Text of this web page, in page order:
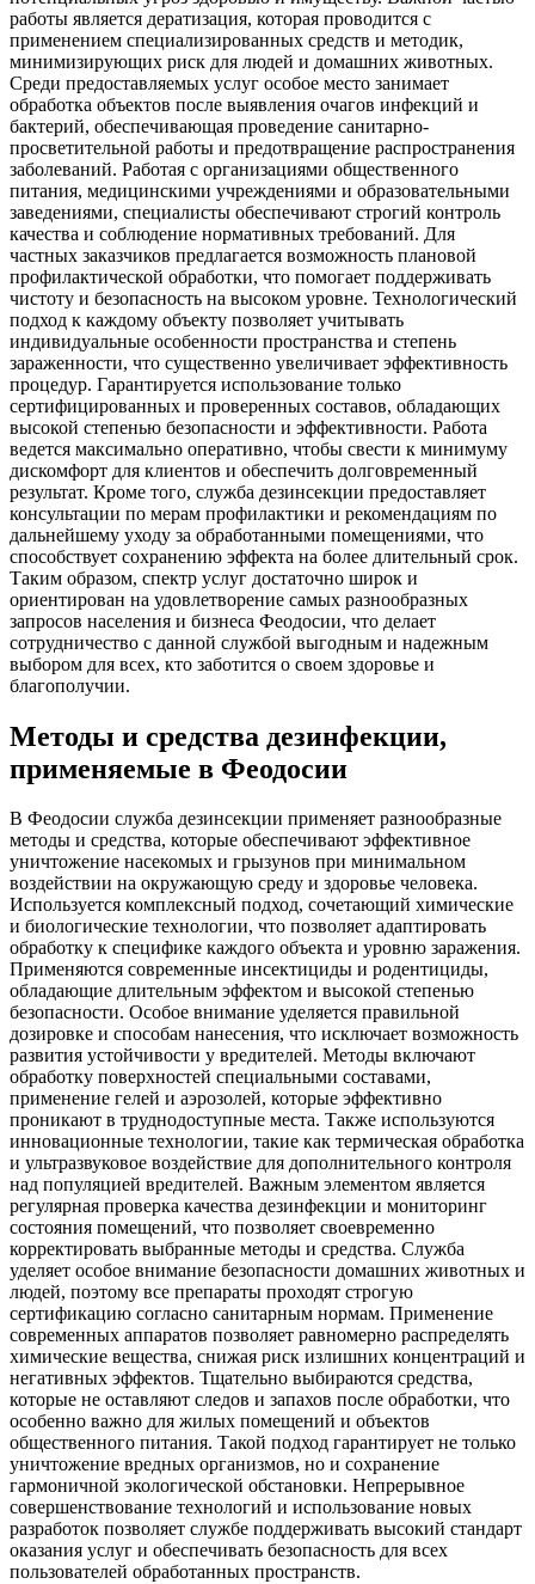
работы является дератизация, которая проводится с
применением специализированных средств и методик,
минимизирующих риск для людей и домашних животных.
Среди предоставляемых услуг особое место занимает
обработка объектов после выявления очагов инфекций и
бактерий, обеспечивающая проведение санитарно-
просветительной работы и предотвращение распространения
заболеваний. Работая с организациями общественного
питания, медицинскими учреждениями и образовательными
заведениями, специалисты обеспечивают строгий контроль
качества и соблюдение нормативных требований. Для
частных заказчиков предлагается возможность плановой
профилактической обработки, что помогает поддерживать
чистоту и безопасность на высоком уровне. Технологический
подход к каждому объекту позволяет учитывать
индивидуальные особенности пространства и степень
зараженности, что существенно увеличивает эффективность
процедур. Гарантируется использование только
сертифицированных и проверенных составов, обладающих
высокой степенью безопасности и эффективности. Работа
ведется максимально оперативно, чтобы свести к минимуму
дискомфорт для клиентов и обеспечить долговременный
результат. Кроме того, служба дезинсекции предоставляет
консультации по мерам профилактики и рекомендациям по
дальнейшему уходу за обработанными помещениями, что
способствует сохранению эффекта на более длительный срок.
Таким образом, спектр услуг достаточно широк и
ориентирован на удовлетворение самых разнообразных
запросов населения и бизнеса Феодосии, что делает
сотрудничество с данной службой выгодным и надежным
выбором для всех, кто заботится о своем здоровье и
благополучии.
Методы и средства дезинфекции,
применяемые в Феодосии
В Феодосии служба дезинсекции применяет разнообразные
методы и средства, которые обеспечивают эффективное
уничтожение насекомых и грызунов при минимальном
воздействии на окружающую среду и здоровье человека.
Используется комплексный подход, сочетающий химические
и биологические технологии, что позволяет адаптировать
обработку к специфике каждого объекта и уровню заражения.
Применяются современные инсектициды и родентициды,
обладающие длительным эффектом и высокой степенью
безопасности. Особое внимание уделяется правильной
дозировке и способам нанесения, что исключает возможность
развития устойчивости у вредителей. Методы включают
обработку поверхностей специальными составами,
применение гелей и аэрозолей, которые эффективно
проникают в труднодоступные места. Также используются
инновационные технологии, такие как термическая обработка
и ультразвуковое воздействие для дополнительного контроля
над популяцией вредителей. Важным элементом является
регулярная проверка качества дезинфекции и мониторинг
состояния помещений, что позволяет своевременно
корректировать выбранные методы и средства. Служба
уделяет особое внимание безопасности домашних животных и
людей, поэтому все препараты проходят строгую
сертификацию согласно санитарным нормам. Применение
современных аппаратов позволяет равномерно распределять
химические вещества, снижая риск излишних концентраций и
негативных эффектов. Тщательно выбираются средства,
которые не оставляют следов и запахов после обработки, что
особенно важно для жилых помещений и объектов
общественного питания. Такой подход гарантирует не только
уничтожение вредных организмов, но и сохранение
гармоничной экологической обстановки. Непрерывное
совершенствование технологий и использование новых
разработок позволяет службе поддерживать высокий стандарт
оказания услуг и обеспечивать безопасность для всех
пользователей обработанных пространств.